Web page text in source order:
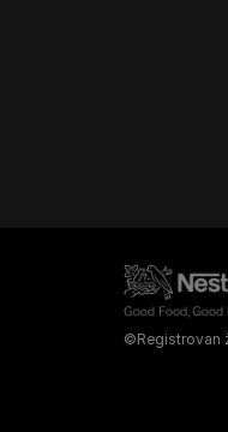
©Registrovan